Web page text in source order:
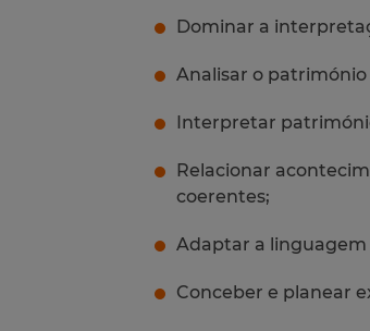
Dominar a
Analisar o
Interpretar
Relacionar
coerentes;
Adaptar a
Conceber e planear